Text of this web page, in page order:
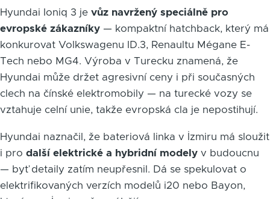
Hyundai Ioniq 3 je vůz navržený speciálně pro
evropské zákazníky — kompaktní hatchback, který má
konkurovat Volkswagenu ID.3, Renaultu Mégane E-
Tech nebo MG4. Výroba v Turecku znamená, že
Hyundai může držet agresivní ceny i při současných
clech na čínské elektromobily — na turecké vozy se
vztahuje celní unie, takže evropská cla je nepostihují.
Hyundai naznačil, že bateriová linka v İzmiru má sloužit
i pro další elektrické a hybridní modely v budoucnu
— byť detaily zatím neupřesnil. Dá se spekulovat o
elektrifikovaných verzích modelů i20 nebo Bayon,